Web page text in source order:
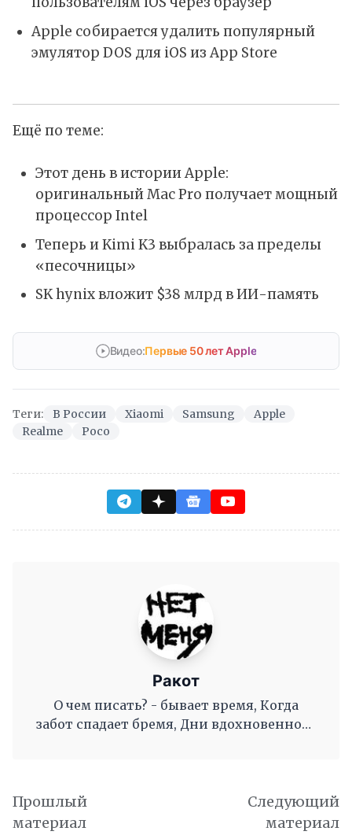
Apple собирается удалить популярный
эмулятор DOS для iOS из App Store
Ещё по теме:
Этот день в истории Apple:
оригинальный Mac Pro получает мощный
процессор Intel
Теперь и Kimi K3 выбралась за пределы
«песочницы»
SK hynix вложит $38 млрд в ИИ-память
Видео:Первые 50 лет Apple
Теги: В России Xiaomi Samsung
Apple
Realme
Poco
Ракот
О чем писать? - бывает время, Когда
забот спадает бремя, Дни вдохновенного
Прошлый
материал
Следующий
материал